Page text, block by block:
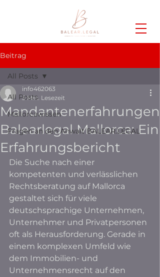
Beitrag
All Posts
Mallorcawissen
Fragen an den Anwalt BALEAR.LEGAL
All Posts
Mandantenerfahrungen
Balearlegal Mallorca: Ein
Erfahrungsbericht
info462063
3 Min. Lesezeit
Die Suche nach einer
kompetenten und verlässlichen
Rechtsberatung auf Mallorca
gestaltet sich für viele
deutschsprachige Unternehmen,
Unternehmer und Privatpersonen
oft als Herausforderung. Gerade in
einem komplexen Umfeld wie
dem Immobilien- und
Unternehmensrecht auf den